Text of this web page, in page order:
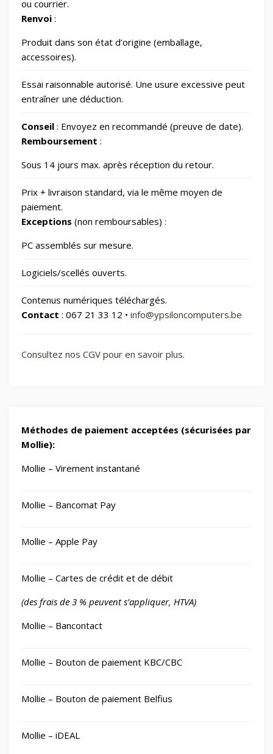
Outillage
Photos et Caméras 797
Santé et beauté 66
Smart Home/Lighting/Lighting fixtures
Smartphones & Tablets
Vélos & Trottinettes
ou courrier.
Renvoi :
Produit dans son état d’origine (emballage,
accessoires).
Essai raisonnable autorisé. Une usure excessive peut
entraîner une déduction.
Conseil : Envoyez en recommandé (preuve de date).
Remboursement :
Sous 14 jours max. après réception du retour.
Prix + livraison standard, via le même moyen de
paiement.
Exceptions (non remboursables) :
PC assemblés sur mesure.
Logiciels/scellés ouverts.
Contenus numériques téléchargés.
Contact : 067 21 33 12 • info@ypsiloncomputers.be
Consultez nos CGV pour en savoir plus.
Méthodes de paiement acceptées (sécurisées par
Mollie):
Mollie – Virement instantané
Mollie – Bancomat Pay
Mollie – Apple Pay
Mollie – Cartes de crédit et de débit
(des frais de 3 % peuvent s’appliquer, HTVA)
Mollie – Bancontact
Mollie – Bouton de paiement KBC/CBC
Mollie – Bouton de paiement Belfius
Mollie – iDEAL